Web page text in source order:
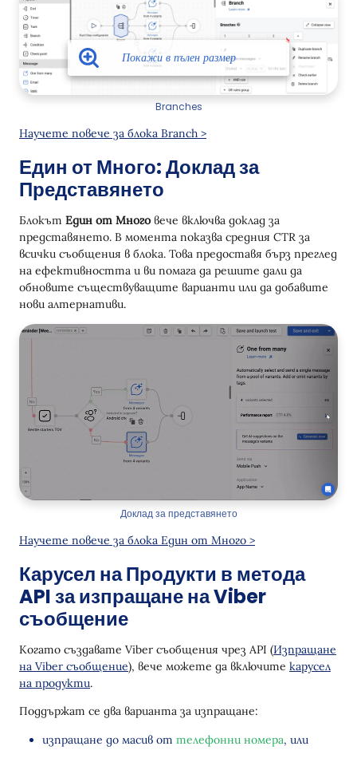
Branches
Научете повече за блока Branch >
Един от Много: Доклад за
Представянето
Блокът Един от Многовече включва доклад за
представянето. В момента показва средния CTR за
всички съобщения в блока. Това предоставя бърз преглед
на ефективността и ви помага да решите дали да
обновите съществуващите варианти или да добавите
нови алтернативи.
Доклад за представянето
Научете повече за блока Един от Много >
Карусел на Продукти в метода
API за изпращане на Viber
съобщение
Когато създавате Viber съобщения чрез API (Изпращане
на Viber съобщение), вече можете да включите карусел
на продукти.
Поддържат се два варианта за изпращане:
изпращане до масив от телефонни номера, или